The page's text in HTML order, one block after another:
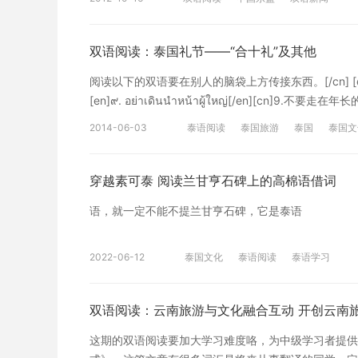
去”，参与国际竞争。[/cn] 文章第一部分请戳下面链
อย่างประสมประสานกัน กำกับการนำเข้าอย่างชอบด้วย
难度咯，为中级学习者提供的中泰阅读求和市场变化
品进出口时机和节奏。统筹利用国内外两个市场、两
[en]ขยายการส่งออกผลิตภัณฑ์การเกษตรดั้งเดิมที่มีศักย
ฟื้นฟูความมั่นใจของผู้บริโภคต่างชาติที่มีต่อผลิต-ภัณฑ์กา
口。争取提高优势农产品出口退税率。加大财政资金
แห่งศูนย์จีน-อาเซียนในลำดับต่อไป และยังเป็นการดึง
เวทีบริการข้อมูลข่าวสารแบบเบ็ดเสร็จในจุดเดียวและ
ระหว่างจีน-อาเซียน ศูนย์จีน-อาเซียนจำลองนี้เป็นสาร
[cn]建设中国-东盟虚拟中心，也是为中国－东盟中心
东盟虚拟中心是中国-东盟中心首期启动建设的主要
ขึ้นที่นครหนานหนิง ศูนย์จีน-อาเซียนจำลองเป็นเวทีสำ
กว่างซีและสำนักข่าวซินหัวร่วมกันสร้างศูนย์จีน-อาเซีย
พร้อมรวบรวมแหล่งข้อมูลทั้งในและต่างประเทศได้มาก
จีน-อาเซียนมีบทบาทกว้างขวางยิ่งขึ้น ช่วยให้กว่างซีตอ
เสรีจีน-อาเซียนได้ดียิ่งขึ้น อันเป็นการยกระดับสถานภ
双语阅读：泰国礼节——“合十礼”及其他
阅读以下的双语要在别人的脑袋上方传接东西。[/
[en]๙. อย่าเดินนำหน้าผู้ใหญ่[/en][cn]9.不要走在年长
文章的中文翻译系沪江泰语原创内容，转载请注明出
2014-06-03 泰语阅读 泰国旅游 泰国 泰国
穿越素可泰 阅读兰甘亨石碑上的高棉语借词
语，就一定不能不提兰甘亨石碑，它是泰语
2022-06-12 泰国文化 泰语阅读 泰语学习
双语阅读：云南旅游与文化融合互动 开创云南
这期的双语阅读要加大学习难度咯，为中级学习者提